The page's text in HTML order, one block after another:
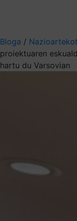
Bloga /
proiektuaren
hartu du Varsovian